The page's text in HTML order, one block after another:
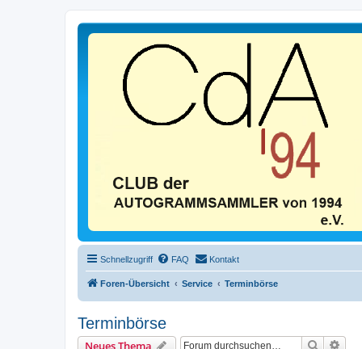
Schnellzugriff FAQ Kontakt
Foren-Übersicht Service Terminbörse
Terminbörse
Neues Thema Suche